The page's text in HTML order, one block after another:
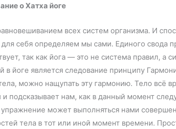
о Хатха йоге
всех систем организма. И
себя определяем мы сами. Единого свода
так как йога — это не система правил, а
в йоге является следование принципу
можно нащупать эту гармонию. Тело всё
подсказывает нам, как в данный момент
может выполняться нами
тела в тот или иной момент времени.